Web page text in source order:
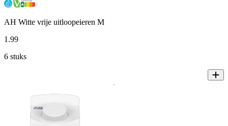
AH Witte vrije uitloopeieren M
1 .99
6 stuks